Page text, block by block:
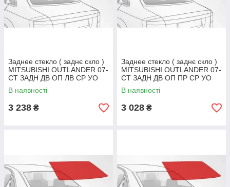
Заднее стекло ( заднє скло )
MITSUBISHI OUTLANDER 07-
СТ ЗАДН ДВ ОП ЛВ СР УО
В наявності
3 238 ₴
Заднее стекло ( заднє скло )
MITSUBISHI OUTLANDER 07-
СТ ЗАДН ДВ ОП ПР СР УО
В наявності
3 028 ₴